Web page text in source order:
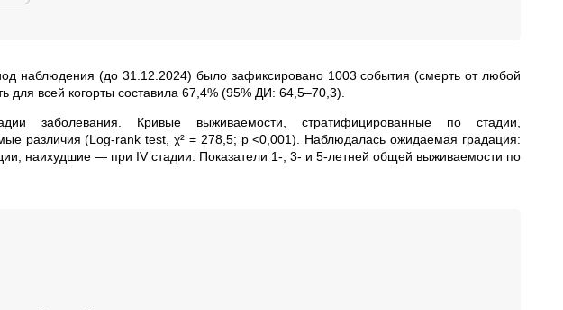
наблюдения (до 31.12.2024) было зафиксировано 1003 события (смерть от любой
всей когорты составила 67,4% (95% ДИ: 64,5–70,3).
заболевания. Кривые выживаемости, стратифицированные по стадии,
различия (Log-rank test, χ² = 278,5; p <0,001). Наблюдалась ожидаемая градация:
наихудшие — при IV стадии. Показатели 1-, 3- и 5-летней общей выживаемости по